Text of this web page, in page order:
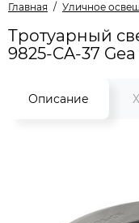
Главная Уличное
Тротуарный
9825-CA-37 Gea
Описание